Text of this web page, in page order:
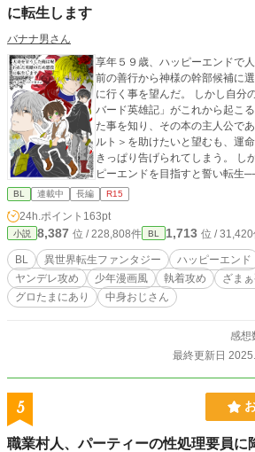
に転生します
バナナ男さん
享年５９歳、ハッピーエンドで
前の善行から神様の幹部候補に
に行く事を望んだ。 しかし自分の人生を変えてくれた「アル
バード英雄記」がこれから起こ
た事を知り、その本の主人公で
ルト＞を助けたいと望むも、運
きっぱり告げられてしまう。 しかしそれでも自分なりのハッ
ピーエンドを目指すと誓い転生
る大樹が転生したのは平凡な平民では
とBLの半々の作品が読みたくて
量になってしまったため投稿してみ
に）美形の英雄 ✕ （中身おじ
レ注意です。 文章を書くことに関して素人ですので、変な言
い回しや文章はソッと目を滑らして
歴史的な知識や出てくる施設な
全てファンタジーのものだと思っ
BL 連載中 長編 R15
24h.ポイント 163pt
小説 8,387 位 / 228,808件 BL 1,713 位 /
BL 異世界転生ファンタジー ハッピーエンド
ヤンデレ攻め
少年漫画風 執着攻め
ざま
グロたまにあり
中身おじさん
感想
最終更新日
5
職業村人、パーティーの性処理要員に